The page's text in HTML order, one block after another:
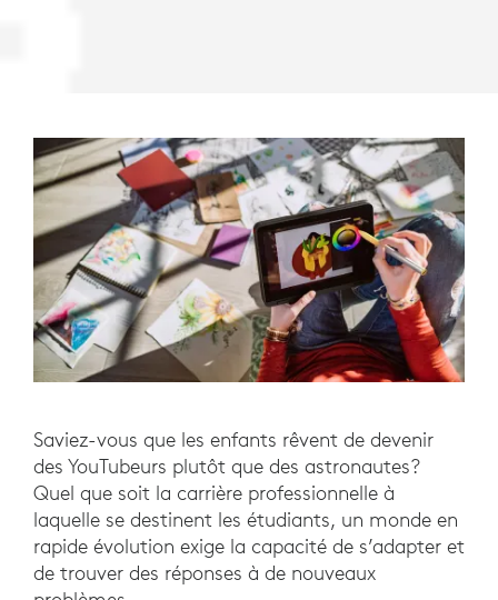
Saviez-vous que les enfants rêvent de devenir
des YouTubeurs plutôt que des astronautes?
Quel que soit la carrière professionnelle à
laquelle se destinent les étudiants, un monde en
rapide évolution exige la capacité de s’adapter et
de trouver des réponses à de nouveaux